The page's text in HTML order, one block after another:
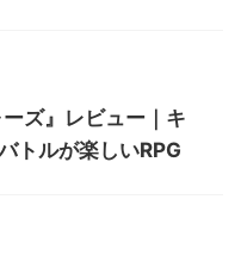
ーズ』レビュー｜キ
トルが楽しいRPG